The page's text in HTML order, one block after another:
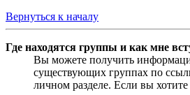
Вернуться к началу
Где находятся группы и как мне
Вы можете получить
существующих группах по
личном разделе. Если вы